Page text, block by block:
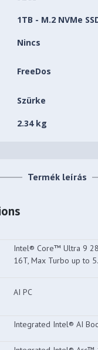
1TB - M.2 NVMe
Nincs
FreeDos
Szürke
2.34 kg
Termék leírás
Intel® Core™ Ultra 9
16T, Max Turbo up to
AI PC
Integrated Intel® AI